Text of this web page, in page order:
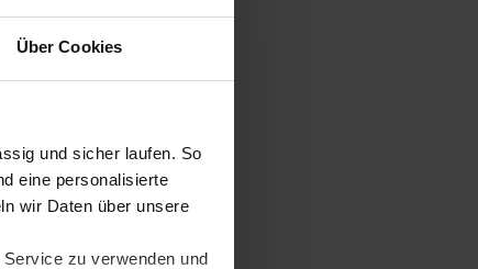
Über Cookies
und sicher laufen. So
eine personalisierte
wir Daten über unsere
zu verwenden und